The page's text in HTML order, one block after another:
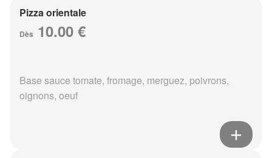
Pizza orientale
Dès 10.00 €
Base sauce tomate, fromage, merguez, poivrons,
oignons, oeuf